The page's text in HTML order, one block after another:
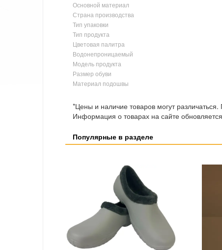
Основной материал
Страна производства
Тип упаковки
Тип продукта
Цветовая палитра
Водонепроницаемый
Модель продукта
Размер обуви
Материал подошвы
*Цены и наличие товаров могут
Информация о товарах на сайте
Популярные в разделе